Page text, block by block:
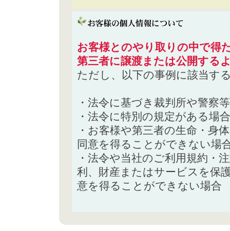
お客様とのやり取りの中で得
第三者に譲渡または公開する
ただし、以下の事例に該当す
・法令に基づき裁判所や警察
・法令に特別の規定がある場合
・お客様や第三者の生命・身
同意を得ることができない場
・法令や当社のご利用規約・
利、財産またはサービスを保
意を得ることができない場合